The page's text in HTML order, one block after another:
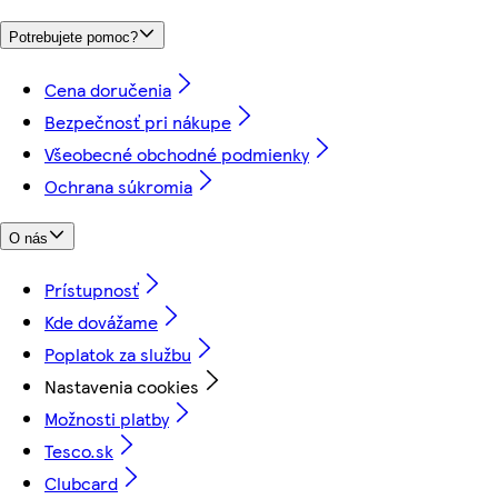
Potrebujete pomoc?
Cena doručenia
Bezpečnosť pri nákupe
Všeobecné obchodné podmienky
Ochrana súkromia
O nás
Prístupnosť
Kde dovážame
Poplatok za službu
Nastavenia cookies
Možnosti platby
Tesco.sk
Clubcard